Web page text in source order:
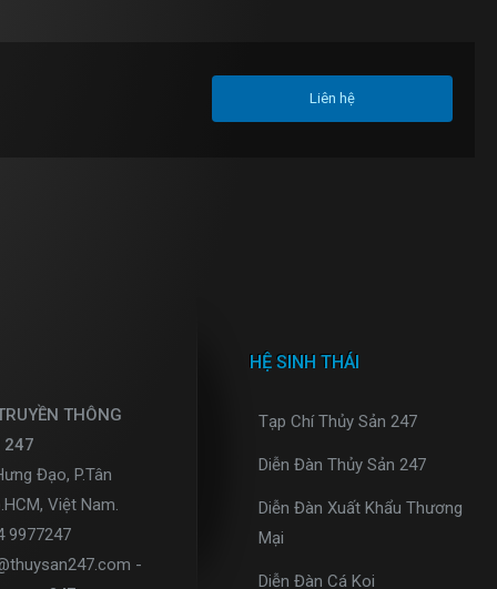
Liên hệ
THÔNG
247
Đạo, P.Tân
Việt Nam.
9977247
-
HỆ SINH THÁI
Tạp Chí Thủy Sản 247
Diễn Đàn Thủy Sản 247
Diễn Đàn Xuất Khẩu Thương
Mại
Diễn Đàn Cá Koi